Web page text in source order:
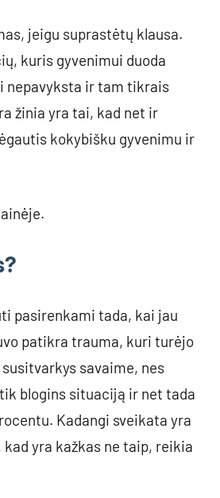
jeigu suprastėtų klausa.
kuris gyvenimui duoda
nepavyksta ir tam tikrais
žinia yra tai, kad net ir
kokybišku gyvenimu ir
pasirenkami tada, kai jau
patikra trauma, kuri turėjo
savaime, nes
blogins situaciją ir net tada
Kadangi sveikata yra
yra kažkas ne taip, reikia